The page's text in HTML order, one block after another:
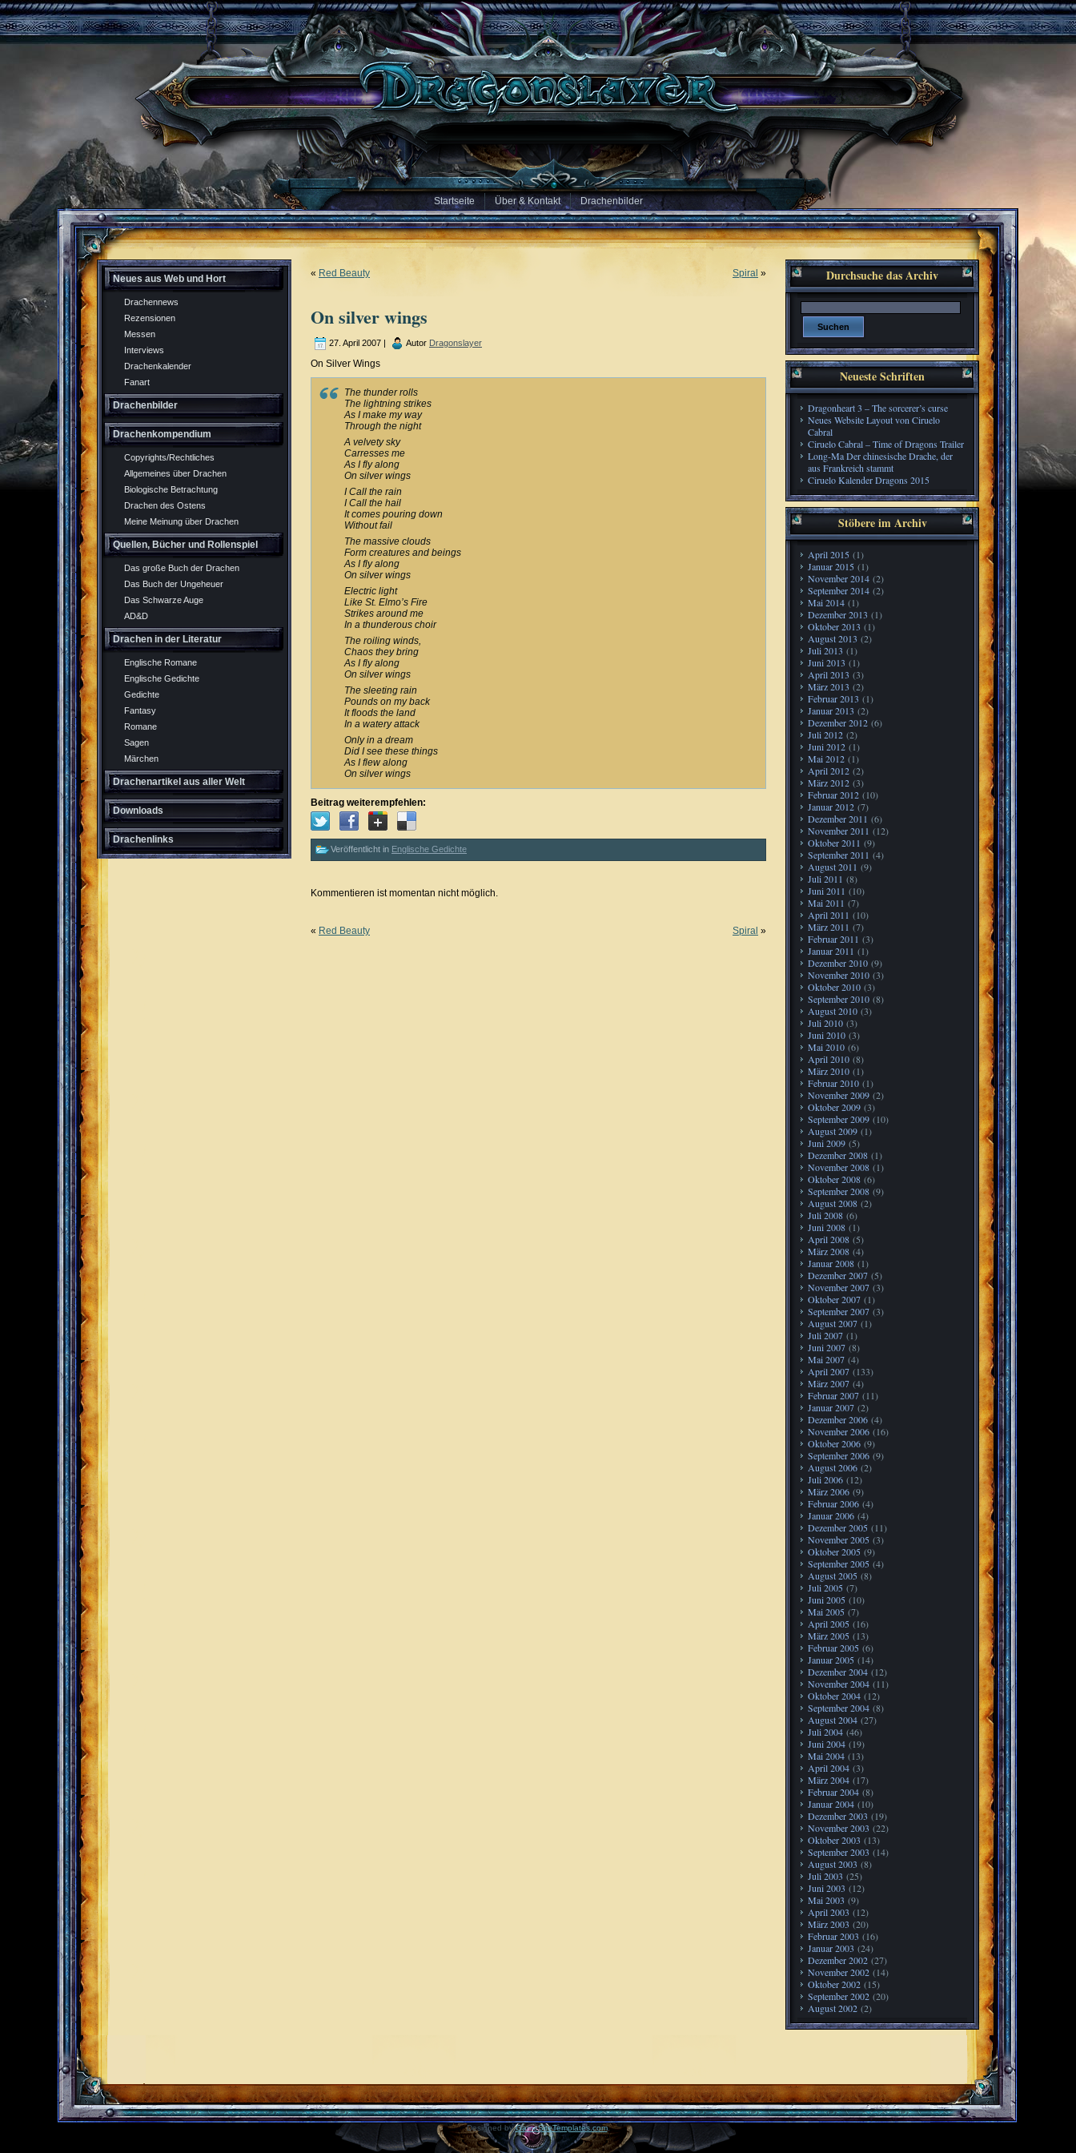
Startseite Über & Kontakt Drachenbilder
Neues aus Web und Hort
Drachennews
Rezensionen
Messen
Interviews
Drachenkalender
Fanart
Drachenbilder
Drachenkompendium
Copyrights/Rechtliches
Allgemeines über Drachen
Biologische Betrachtung
Drachen des Ostens
Meine Meinung über Drachen
Quellen, Bücher und Rollenspiel
Das große Buch der Drachen
Das Buch der Ungeheuer
Das Schwarze Auge
AD&D
Drachen in der Literatur
Englische Romane
Englische Gedichte
Gedichte
Fantasy
Romane
Sagen
Märchen
Drachenartikel aus aller Welt
Downloads
Drachenlinks
« Red Beauty Spiral »
On silver wings
27. April 2007 | Autor Dragonslayer
On Silver Wings
The thunder rolls
The lightning strikes
As I make my way
Through the night
A velvety sky
Carresses me
As I fly along
On silver wings
I Call the rain
I Call the hail
It comes pouring down
Without fail
The massive clouds
Form creatures and beings
As I fly along
On silver wings
Electric light
Like St. Elmo’s Fire
Strikes around me
In a thunderous choir
The roiling winds,
Chaos they bring
As I fly along
On silver wings
The sleeting rain
Pounds on my back
It floods the land
In a watery attack
Only in a dream
Did I see these things
As I flew along
On silver wings
Beitrag weiterempfehlen:
Veröffentlicht in Englische Gedichte
Kommentieren ist momentan nicht möglich.
« Red Beauty Spiral »
Durchsuche das Archiv
Neueste Schriften
Dragonheart 3 – The sorcerer’s curse
Neues Website Layout von Ciruelo
Cabral
Ciruelo Cabral – Time of Dragons Trailer
Long-Ma Der chinesische Drache, der
aus Frankreich stammt
Ciruelo Kalender Dragons 2015
Stöbere im Archiv
April 2015 (1)
Januar 2015 (1)
November 2014 (2)
September 2014 (2)
Mai 2014 (1)
Dezember 2013 (1)
Oktober 2013 (1)
August 2013 (2)
Juli 2013 (1)
Juni 2013 (1)
April 2013 (3)
März 2013 (2)
Februar 2013 (1)
Januar 2013 (2)
Dezember 2012 (6)
Juli 2012 (2)
Juni 2012 (1)
Mai 2012 (1)
April 2012 (2)
März 2012 (3)
Februar 2012 (10)
Januar 2012 (7)
Dezember 2011 (6)
November 2011 (12)
Oktober 2011 (9)
September 2011 (4)
August 2011 (9)
Juli 2011 (8)
Juni 2011 (10)
Mai 2011 (7)
April 2011 (10)
März 2011 (7)
Februar 2011 (3)
Januar 2011 (1)
Dezember 2010 (9)
November 2010 (3)
Oktober 2010 (3)
September 2010 (8)
August 2010 (3)
Juli 2010 (3)
Juni 2010 (3)
Mai 2010 (6)
April 2010 (8)
März 2010 (1)
Februar 2010 (1)
November 2009 (2)
Oktober 2009 (3)
September 2009 (10)
August 2009 (1)
Juni 2009 (5)
Dezember 2008 (1)
November 2008 (1)
Oktober 2008 (6)
September 2008 (9)
August 2008 (2)
Juli 2008 (6)
Juni 2008 (1)
April 2008 (5)
März 2008 (4)
Januar 2008 (1)
Dezember 2007 (5)
November 2007 (3)
Oktober 2007 (1)
September 2007 (3)
August 2007 (1)
Juli 2007 (1)
Juni 2007 (8)
Mai 2007 (4)
April 2007 (133)
März 2007 (4)
Februar 2007 (11)
Januar 2007 (2)
Dezember 2006 (4)
November 2006 (16)
Oktober 2006 (9)
September 2006 (9)
August 2006 (2)
Juli 2006 (12)
März 2006 (9)
Februar 2006 (4)
Januar 2006 (4)
Dezember 2005 (11)
November 2005 (3)
Oktober 2005 (9)
September 2005 (4)
August 2005 (8)
Juli 2005 (7)
Juni 2005 (10)
Mai 2005 (7)
April 2005 (16)
März 2005 (13)
Februar 2005 (6)
Januar 2005 (14)
Dezember 2004 (12)
November 2004 (11)
Oktober 2004 (12)
September 2004 (8)
August 2004 (27)
Juli 2004 (46)
Juni 2004 (19)
Mai 2004 (13)
April 2004 (3)
März 2004 (17)
Februar 2004 (8)
Januar 2004 (10)
Dezember 2003 (19)
November 2003 (22)
Oktober 2003 (13)
September 2003 (14)
August 2003 (8)
Juli 2003 (25)
Juni 2003 (12)
Mai 2003 (9)
April 2003 (12)
März 2003 (20)
Februar 2003 (16)
Januar 2003 (24)
Dezember 2002 (27)
November 2002 (14)
Oktober 2002 (15)
September 2002 (20)
August 2002 (2)
Designed byGameSiteTemplates.com.